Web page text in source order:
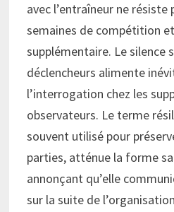
avec l’entraîneur ne résiste
semaines de compétition
supplémentaire. Le silence
déclencheurs alimente
l’interrogation chez les
observateurs. Le terme
souvent utilisé pour
parties, atténue la forme
annonçant qu’elle
sur la suite de